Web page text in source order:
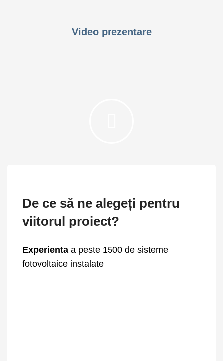
Video prezentare
De ce să ne alegeți pentru
viitorul proiect?
Experienta a peste 1500 de sisteme
fotovoltaice instalate